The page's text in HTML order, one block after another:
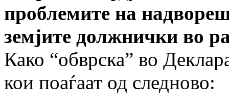
проблемите на
земјите должнички во
Како “oбврска” во
кои поаѓаат од следново: